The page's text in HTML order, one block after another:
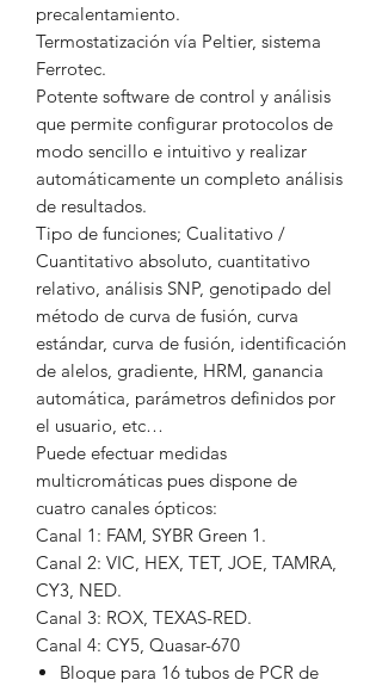
precalentamiento.
Termostatización vía Peltier, sistema
Ferrotec.
Potente software de control y análisis
que permite configurar protocolos de
modo sencillo e intuitivo y realizar
automáticamente un completo análisis
de resultados.
Tipo de funciones; Cualitativo /
Cuantitativo absoluto, cuantitativo
relativo, análisis SNP, genotipado del
método de curva de fusión, curva
estándar, curva de fusión, identificación
de alelos, gradiente, HRM, ganancia
automática, parámetros definidos por
el usuario, etc…
Puede efectuar medidas
multicromáticas pues dispone de
cuatro canales ópticos:
Canal 1: FAM, SYBR Green 1.
Canal 2: VIC, HEX, TET, JOE, TAMRA,
CY3, NED.
Canal 3: ROX, TEXAS-RED.
Canal 4: CY5, Quasar-670
Bloque para 16 tubos de PCR de